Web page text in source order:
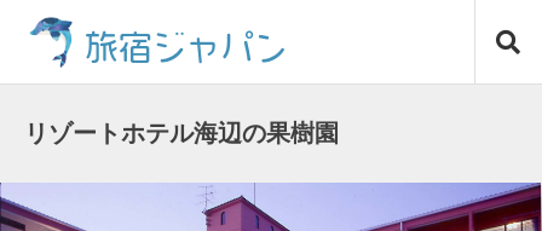
ス
キ
旅宿ジャパン
リゾートホテル海辺の果樹園